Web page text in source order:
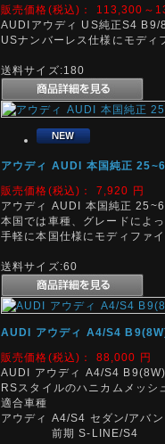
販売価格(税込)： 113,300～
AUDIアウディ US純正S4 B9/
USナンバーレス仕様にモディ
送料サイズ:180
アウディ AUDI 本国純正
販売価格(税込)： 7,920
円
アウディ AUDI 本国純正
本国では車種、グレードによ
手軽に本国仕様にモディファ
送料サイズ:60
AUDI アウディ A4/S4
販売価格(税込)： 88,000
円
AUDI アウディ A4/S4
RSスタイルのハニカムメッシ
適合車種
アウディ A4/S4 セダン/アバ
前期 S-LINE/S4